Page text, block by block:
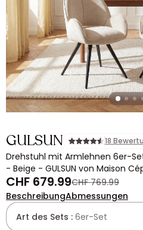
GULSUN 18
Drehstuhl mit Armlehnen 6er-
- Beige - GULSUN von Maison
CHF 679.99CHF 769.99
BeschreibungAbmessungen
Art des Sets : 6er-Set